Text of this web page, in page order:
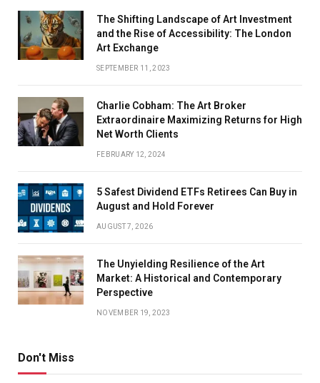
The Shifting Landscape of Art Investment
and the Rise of Accessibility: The London
Art Exchange
SEPTEMBER 11, 2023
Charlie Cobham: The Art Broker
Extraordinaire Maximizing Returns for High
Net Worth Clients
FEBRUARY 12, 2024
5 Safest Dividend ETFs Retirees Can Buy in
August and Hold Forever
AUGUST 7, 2026
The Unyielding Resilience of the Art
Market: A Historical and Contemporary
Perspective
NOVEMBER 19, 2023
Don't Miss